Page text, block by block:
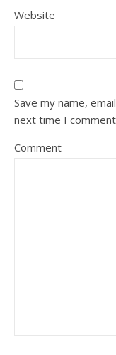
Website
Save my name,
next time I
Comment